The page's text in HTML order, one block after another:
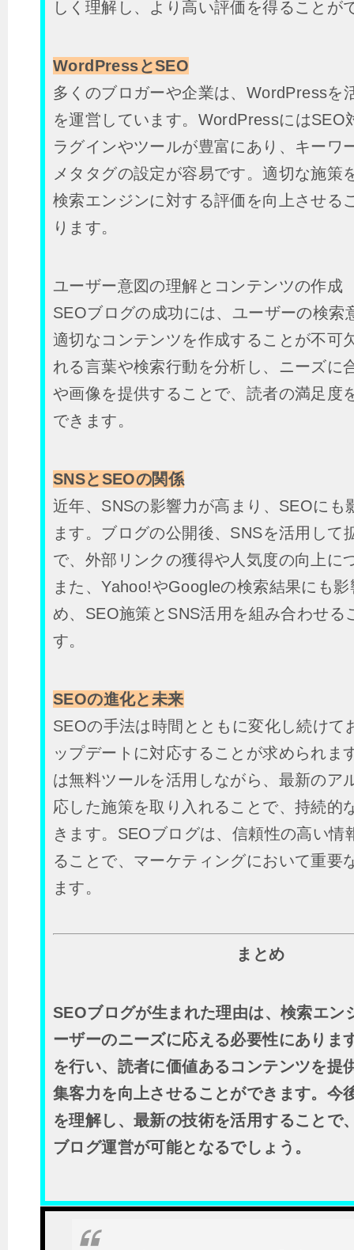
しく理解し、より高い評価を得ることが
WordPressとSEO
多くのブロガーや企業は、WordPressを
を運営しています。WordPressにはSEO
ラグインやツールが豊富にあり、キーワ
メタタグの設定が容易です。適切な施策
検索エンジンに対する評価を向上させる
ります。
ユーザー意図の理解とコンテンツの作成
SEOブログの成功には、ユーザーの検索
適切なコンテンツを作成することが不可
れる言葉や検索行動を分析し、ニーズに
や画像を提供することで、読者の満足度
できます。
SNSとSEOの関係
近年、SNSの影響力が高まり、SEOにも
ます。ブログの公開後、SNSを活用して
で、外部リンクの獲得や人気度の向上に
また、Yahoo!やGoogleの検索結果にも
め、SEO施策とSNS活用を組み合わせる
す。
SEOの進化と未来
SEOの手法は時間とともに変化し続けて
ップデートに対応することが求められま
は無料ツールを活用しながら、最新のア
応した施策を取り入れることで、持続的
きます。SEOブログは、信頼性の高い情
ることで、マーケティングにおいて重要
ます。
まとめ
SEOブログが生まれた理由は、検索エン
ーザーのニーズに応える必要性にありま
を行い、読者に価値あるコンテンツを提
集客力を向上させることができます。今
を理解し、最新の技術を活用することで
ブログ運営が可能となるでしょう。